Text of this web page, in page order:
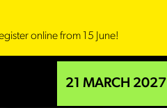
online from 15 June!
21 MARCH 2027